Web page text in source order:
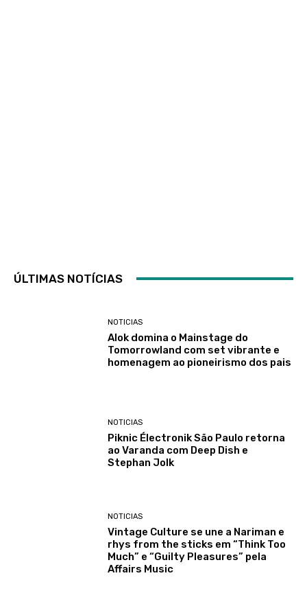
ÚLTIMAS NOTÍCIAS
NOTICIAS
Alok domina o Mainstage do
Tomorrowland com set vibrante e
homenagem ao pioneirismo dos pais
NOTICIAS
Piknic Électronik São Paulo retorna
ao Varanda com Deep Dish e
Stephan Jolk
NOTICIAS
Vintage Culture se une a Nariman e
rhys from the sticks em “Think Too
Much” e “Guilty Pleasures” pela
Affairs Music